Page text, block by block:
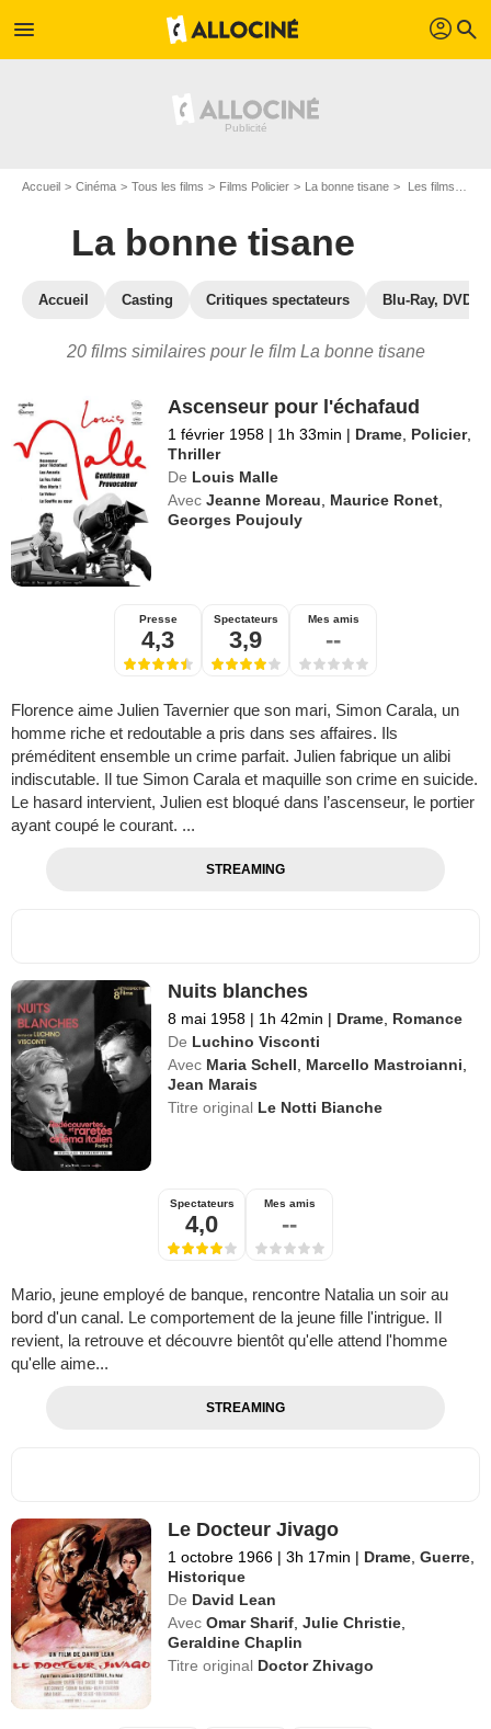
menu profil search
Accueil Cinéma Tous les films Films Policier La bonne tisane Les films similaires à "La bonne tisane"
La bonne tisane
Accueil Casting Critiques spectateurs Blu-Ray, DVD
20 films similaires pour le film La bonne tisane
Ascenseur pour l'échafaud
1 février 1958 | 1h 33min | Drame Policier,
Thriller
De Louis Malle
Avec Jeanne Moreau Maurice Ronet
Georges Poujouly
Presse
4,3
Spectateurs
3,9
Mes amis
--
Florence aime Julien Tavernier que son mari, Simon Carala, un
homme riche et redoutable a pris dans ses affaires. Ils
préméditent ensemble un crime parfait. Julien fabrique un alibi
indiscutable. Il tue Simon Carala et maquille son crime en suicide.
Le hasard intervient, Julien est bloqué dans l’ascenseur, le portier
ayant coupé le courant. ...
STREAMING
Nuits blanches
8 mai 1958 | 1h 42min | Drame Romance
De Luchino Visconti
Avec Maria Schell Marcello Mastroianni
Jean Marais
Titre original Le Notti Bianche
Spectateurs
4,0
Mes amis
--
Mario, jeune employé de banque, rencontre Natalia un soir au
bord d'un canal. Le comportement de la jeune fille l'intrigue. Il
revient, la retrouve et découvre bientôt qu'elle attend l'homme
qu'elle aime...
STREAMING
Le Docteur Jivago
1 octobre 1966 | 3h 17min | Drame ,Guerre
Historique
De David Lean
Avec Omar Sharif ,Julie Christie
Geraldine Chaplin
Titre original Doctor Zhivago